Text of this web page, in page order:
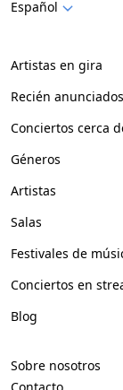
Español
Artistas en gira
Recién anunciados
Conciertos cerca
Géneros
Artistas
Salas
Festivales de
Conciertos en
Blog
Sobre nosotros